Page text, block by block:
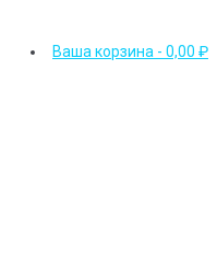
Ваша корзина - 0,00 ₽